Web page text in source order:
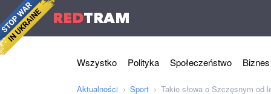
REDTRAM
Wszystko Polityka Społeczeństwo Biznes
Aktualności Sport Takie słowa o Szczęsnym od